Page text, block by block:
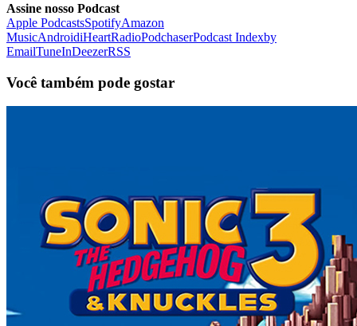
Assine nosso Podcast
Apple PodcastsSpotifyAmazon
MusicAndroidiHeartRadioPodchaserPodcast Indexby
EmailTuneInDeezerRSS
Você também pode gostar